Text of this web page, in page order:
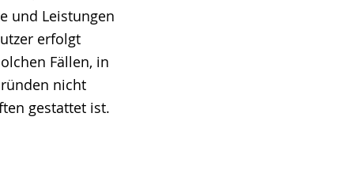
und Leistungen
erfolgt
Fällen, in
nicht
gestattet ist.